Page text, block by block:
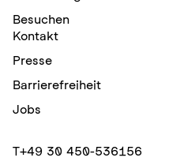
Besuchen
Kontakt
Presse
Barrierefreiheit
Jobs
T+49 30 450-536156